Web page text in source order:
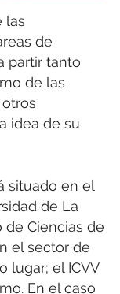
las
de
partir tanto
de las
idea de su
situado en el
de La
de Ciencias de
el sector de
lugar; el ICVV
En el caso